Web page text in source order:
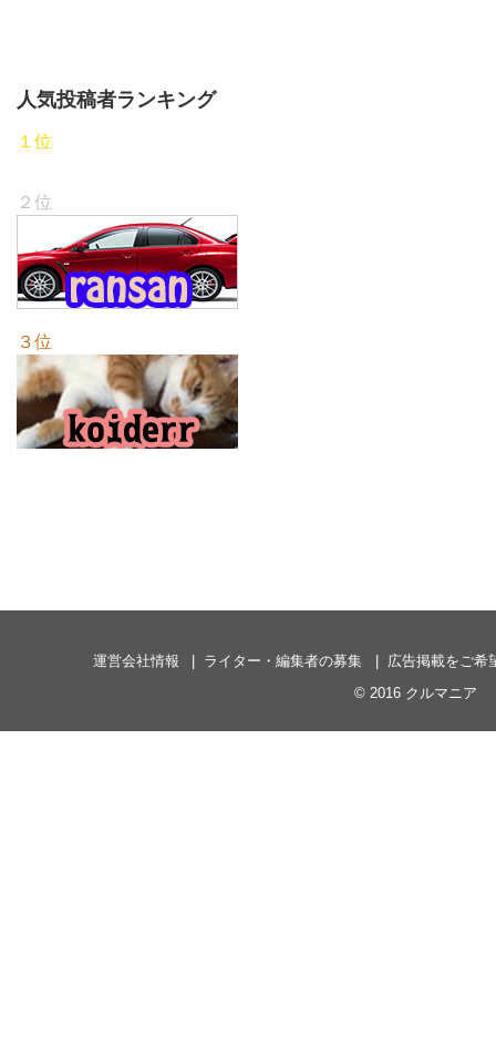
人気投稿者ランキング
１位
２位
３位
運営会社情報 ライター・編集者の募集
広告掲載をご希
© 2016 クルマニア